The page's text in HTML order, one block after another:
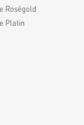
Roségold
Platin